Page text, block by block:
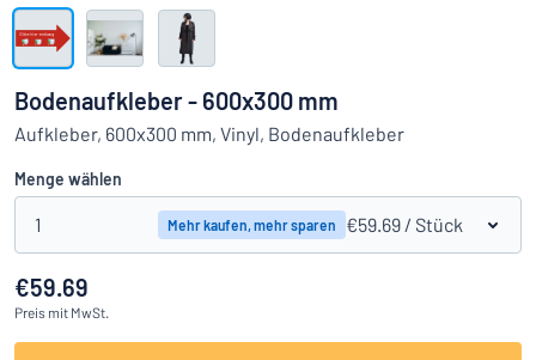
Das Gesuchte nicht gefunden? Schild hier entwerfen
Alle Kategorien anzeigen
Einloggen
Kundenservice
Privat
Bodenaufkleber - 600x300 mm
Aufkleber, 600x300 mm, Vinyl, Bodenaufkleber
Menge wählen
1 Mehr kaufen, mehr sparen €59.69 / Stück
€59.69
Preis mit MwSt.